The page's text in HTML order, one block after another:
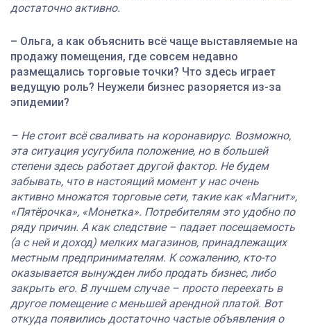
достаточно активно.
– Ольга, а как объяснить всё чаще выставляемые на
продажу помещения, где совсем недавно
размещались торговые точки? Что здесь играет
ведущую роль? Неужели бизнес разоряется из-за
эпидемии?
– Не стоит всё сваливать на коронавирус. Возможно,
эта ситуация усугубила положение, но в большей
степени здесь работает другой фактор. Не будем
забывать, что в настоящий момент у нас очень
активно множатся торговые сети, такие как «Магнит»,
«Пятёрочка», «Монетка». Потребителям это удобно по
ряду причин. А как следствие – падает посещаемость
(а с ней и доход) мелких магазинов, принадлежащих
местным предпринимателям. К сожалению, кто-то
оказывается вынужден либо продать бизнес, либо
закрыть его. В лучшем случае – просто переехать в
другое помещение с меньшей арендной платой. Вот
откуда появились достаточно частые объявления о